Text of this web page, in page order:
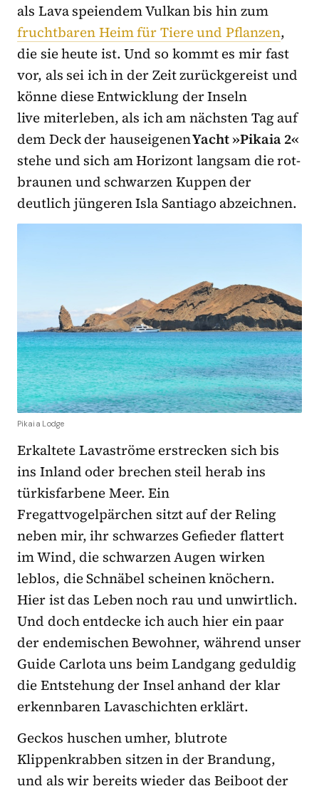
als Lava speiendem Vulkan bis hin zum
fruchtbaren Heim für Tiere und Pflanzen,
die sie heute ist. Und so kommt es mir fast
vor, als sei ich in der Zeit zurückgereist und
könne diese Entwicklung der Inseln
live miterleben, als ich am nächsten Tag auf
dem Deck der hauseigenenYacht »Pikaia 2«
stehe und sich am Horizont langsam die rot-
braunen und schwarzen Kuppen der
deutlich jüngeren Isla Santiago abzeichnen.
Pikaia Lodge
Erkaltete Lavaströme erstrecken sich bis
ins Inland oder brechen steil herab ins
türkisfarbene Meer. Ein
Fregattvogelpärchen sitzt auf der Reling
neben mir, ihr schwarzes Gefieder flattert
im Wind, die schwarzen Augen wirken
leblos, die Schnäbel scheinen knöchern.
Hier ist das Leben noch rau und unwirtlich.
Und doch entdecke ich auch hier ein paar
der endemischen Bewohner, während unser
Guide Carlota uns beim Landgang geduldig
die Entstehung der Insel anhand der klar
erkennbaren Lavaschichten erklärt.
Geckos huschen umher, blutrote
Klippenkrabben sitzen in der Brandung,
und als wir bereits wieder das Beiboot der